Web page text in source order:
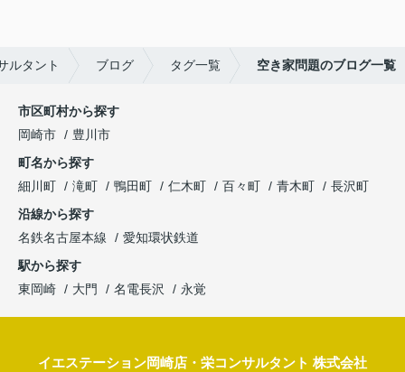
ルタント ブログ タグ一覧 空き家問題のブログ一覧
市区町村から探す
岡崎市
豊川市
町名から探す
細川町
滝町 鴨田町 仁木町 百々町 青木町
長沢町
沿線から探す
名鉄名古屋本線
愛知環状鉄道
駅から探す
東岡崎
大門 名電長沢 永覚
イエステーション岡崎店・栄コンサルタント 株式会社